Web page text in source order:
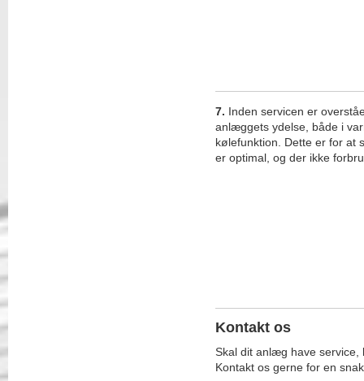
7. Inden servicen er
anlæggets ydelse, både i
kølefunktion. Dette er for at
er optimal, og der ikke
Kontakt os
Skal dit anlæg have service,
Kontakt os gerne for en